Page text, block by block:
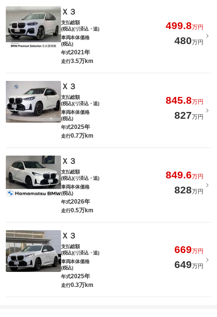
Ｘ３
支払総額
(税込)(リ済込・追)
499.8万円
車両本体価格
(税込)
480万円
年式2021年
走行3.5万km
Ｘ３
支払総額
(税込)(リ済込・追)
845.8万円
車両本体価格
(税込)
827万円
年式2025年
走行0.7万km
Ｘ３
支払総額
(税込)(リ済込・追)
849.6万円
車両本体価格
(税込)
828万円
年式2026年
走行0.5万km
Ｘ３
支払総額
(税込)(リ済込・追)
669万円
車両本体価格
(税込)
649万円
年式2025年
走行0.3万km